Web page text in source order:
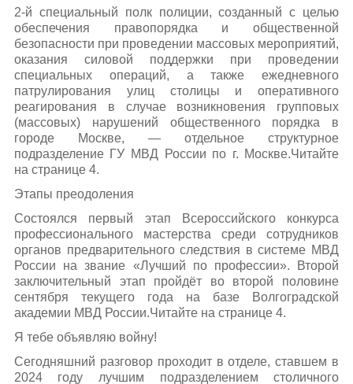
2-й специальный полк полиции, созданный с целью
обеспечения правопорядка и общественной
безопасности при проведении массовых мероприятий,
оказания силовой поддержки при проведении
специальных операций, а также ежедневного
патрулирования улиц столицы и оперативного
реагирования в случае возникновения групповых
(массовых) нарушений общественного порядка в
городе Москве, — отдельное структурное
подразделение ГУ МВД России по г. Москве.Читайте
на странице 4.
Этапы преодоления
Состоялся первый этап Всероссийского конкурса
профессионального мастерства среди сотрудников
органов предварительного следствия в системе МВД
России на звание «Лучший по профессии». Второй
заключительный этап пройдёт во второй половине
сентября текущего года на базе Волгоградской
академии МВД России.Читайте на странице 4.
Я тебе объявляю войну!
Сегодняшний разговор проходит в отделе, ставшем в
2024 году лучшим подразделением столичного